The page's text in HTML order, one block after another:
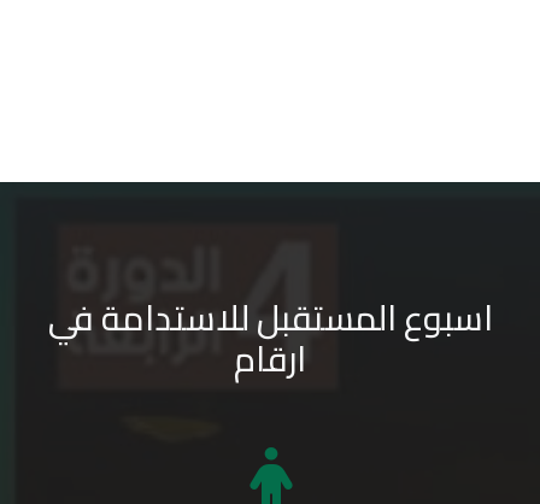
اسبوع المستقبل للاستدامة في
ارقام